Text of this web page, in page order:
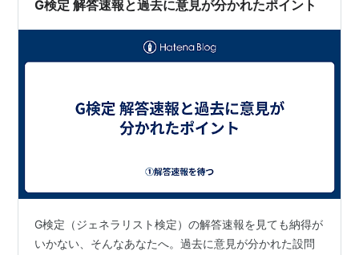
G検定 解答速報と過去に意見が分かれたポイント
G検定（ジェネラリスト検定）の解答速報を見ても納得が
いかない、そんなあなたへ。過去に意見が分かれた設問